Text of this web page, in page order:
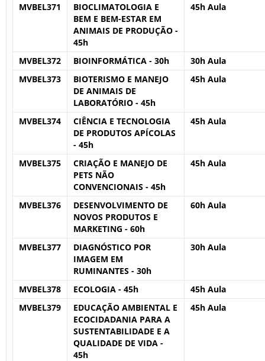
MVBEL371
BIOCLIMATOLOGIA E
BEM E BEM-ESTAR EM
ANIMAIS DE PRODUÇÃO -
45h
45h Aula
MVBEL372 BIOINFORMÁTICA - 30h
30h Aula
MVBEL373
BIOTERISMO E MANEJO
DE ANIMAIS DE
LABORATÓRIO - 45h
45h Aula
MVBEL374
CIÊNCIA E TECNOLOGIA
DE PRODUTOS APÍCOLAS
- 45h
45h Aula
MVBEL375
CRIAÇÃO E MANEJO DE
PETS NÃO
CONVENCIONAIS - 45h
45h Aula
MVBEL376
DESENVOLVIMENTO DE
NOVOS PRODUTOS E
MARKETING - 60h
60h Aula
MVBEL377
DIAGNÓSTICO POR
IMAGEM EM
RUMINANTES - 30h
30h Aula
MVBEL378 ECOLOGIA - 45h
45h Aula
MVBEL379
EDUCAÇÃO AMBIENTAL E
ECOCIDADANIA PARA A
SUSTENTABILIDADE E A
QUALIDADE DE VIDA -
45h
45h Aula